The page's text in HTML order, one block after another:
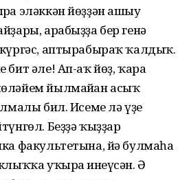
эләккән йөҙҙән ашыу
арабыҙҙа бер генә
аптырабыраҡ ҡалдыҡ.
әле! Ап-аҡ йөҙ, ҡара
йылмайған асыҡ
бил. Исеме лә үҙе
Беҙҙә ҡыҙҙар
факультетына, йә булмаһа
уҡырға инеүсән. Ә